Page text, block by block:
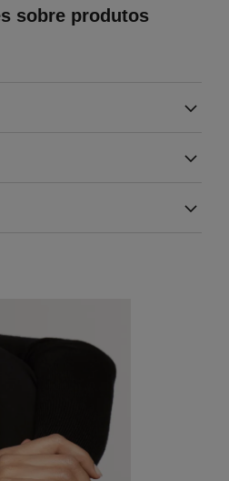
sobre produtos